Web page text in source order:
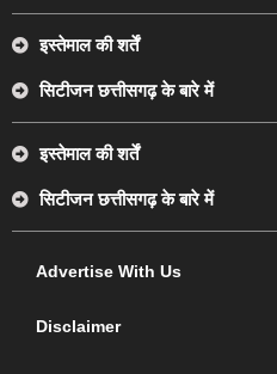
इस्तेमाल की शर्तें
सिटीजन छत्तीसगढ़ के बारे में
इस्तेमाल की शर्तें
सिटीजन छत्तीसगढ़ के बारे में
Advertise With Us
Disclaimer